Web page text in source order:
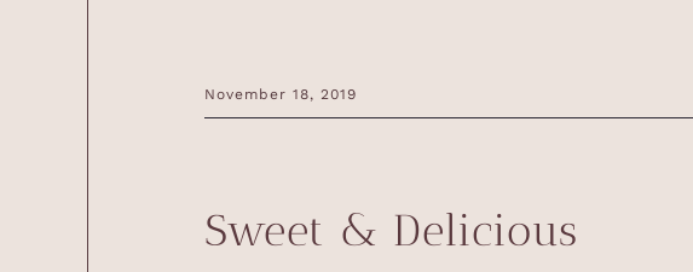
November 18, 2019
Sweet & Delicious